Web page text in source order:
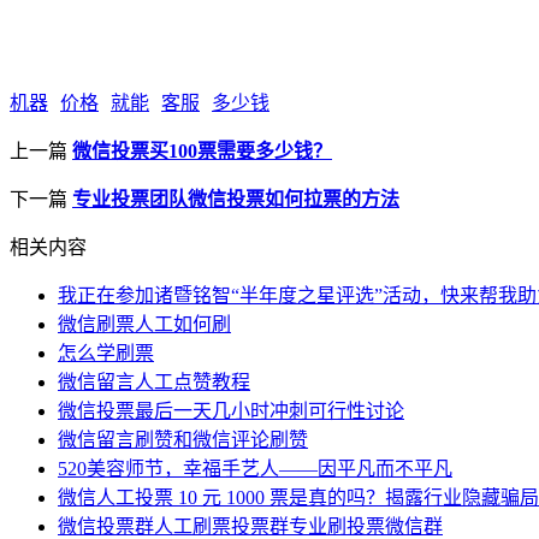
机器 价格 就能 客服 多少钱
上一篇 微信投票买100票需要多少钱？
下一篇 专业投票团队微信投票如何拉票的方法
相关内容
我正在参加诸暨铭智“半年度之星评选”活动，快来帮我
微信刷票人工如何刷
怎么学刷票
微信留言人工点赞教程
微信投票最后一天几小时冲刺可行性讨论
微信留言刷赞和微信评论刷赞
520美容师节，幸福手艺人——因平凡而不平凡
微信人工投票 10 元 1000 票是真的吗？揭露行业隐藏骗局
微信投票群人工刷票投票群专业刷投票微信群